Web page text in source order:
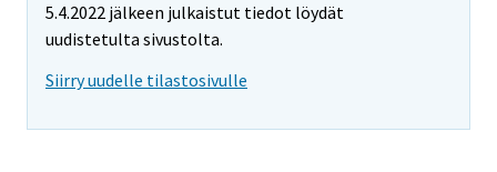
5.4.2022 jälkeen julkaistut tiedot löydät
uudistetulta sivustolta.
Siirry uudelle tilastosivulle